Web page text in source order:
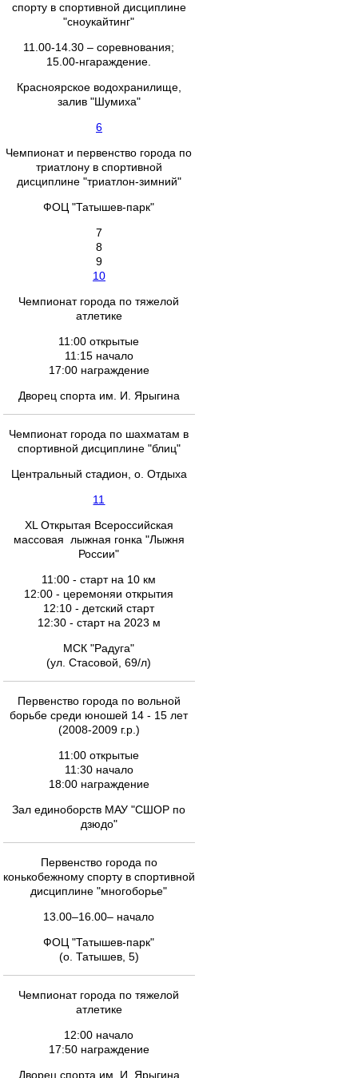
спорту в спортивной дисциплине
"сноукайтинг"
11.00-14.30 – соревнования;
15.00-нгараждение.
Красноярское водохранилище,
залив "Шумиха"
6
Чемпионат и первенство города по
триатлону в спортивной
дисциплине "триатлон-зимний"
ФОЦ "Татышев-парк"
7
8
9
10
Чемпионат города по тяжелой
атлетике
11:00 открытые
11:15 начало
17:00 награждение
Дворец спорта им. И. Ярыгина
Чемпионат города по шахматам в
спортивной дисциплине "блиц"
Центральный стадион, о. Отдыха
11
XL Открытая Всероссийская
массовая лыжная гонка "Лыжня
России"
11:00 - старт на 10 км
12:00 - церемоняи открытия
12:10 - детский старт
12:30 - старт на 2023 м
МСК "Радуга"
(ул. Стасовой, 69/л)
Первенство города по вольной
борьбе среди юношей 14 - 15 лет
(2008-2009 г.р.)
11:00 открытые
11:30 начало
18:00 награждение
Зал единоборств МАУ "СШОР по
дзюдо"
Первенство города по
конькобежному спорту в спортивной
дисциплине "многоборье"
13.00–16.00– начало
ФОЦ "Татышев-парк"
(о. Татышев, 5)
Чемпионат города по тяжелой
атлетике
12:00 начало
17:50 награждение
Дворец спорта им. И. Ярыгина